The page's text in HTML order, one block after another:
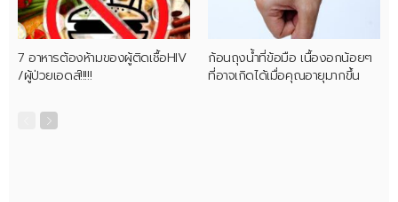
7 อาหารต้องห้ามของผู้ติดเชื้อHIV
/ผู้ป่วยเอดส์!!!!!
ก้อนถุงน้ำที่ข้อมือ เนื้องอกน้อยๆ
ที่อาจเกิดได้เมื่อคุณอายุมากขึ้น